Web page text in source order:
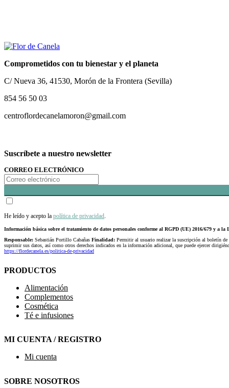
Comprometidos con tu bienestar y el planeta
C/ Nueva 36, 41530, Morón de la Frontera (Sevilla)
854 56 50 03
centroflordecanelamoron@gmail.com
Suscríbete a nuestro newsletter
CORREO ELECTRÓNICO
He leído y acepto la política de privacidad
Información básica sobre el tratamiento de datos personales conforme al RGPD (UE) 2016/679 y a la
Responsable: Sebastián Portillo Cabañas Finalidad: Permitir al usuario realizar la suscripción al boletín
suprimir sus datos, así como otros derechos indicados en la información adicional, que puede ejercer
https://flordecanela.es/politica-de-privacidad
PRODUCTOS
Alimentación
Complementos
Cosmética
Té e infusiones
MI CUENTA / REGISTRO
Mi cuenta
SOBRE NOSOTROS